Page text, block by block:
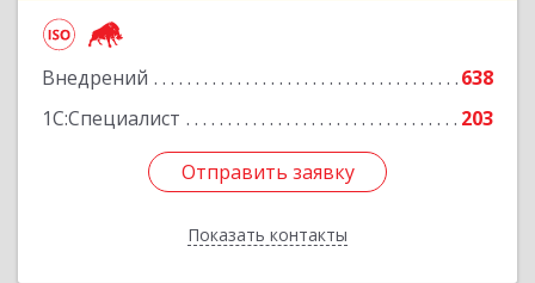
Внедрений
638
1С:Специалист
203
Отправить заявку
Показать контакты
Отправить заявку
Назад